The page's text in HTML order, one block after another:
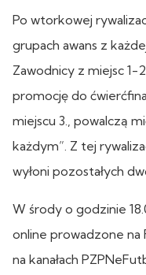
Po wtorkowej
grupach awans z
Zawodnicy z miejsc
promocję do
miejscu 3., powalczą
każdym”. Z tej
wyłoni pozostałych
W środy o godzinie
online prowadzone na
na kanałach